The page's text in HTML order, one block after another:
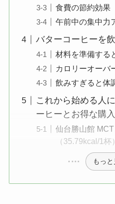
食費の節約効果
午前中の集中力
バターコーヒーを
材料を準備する
カロリーオーバ
飲みすぎると体
これから始める人
ーヒーとお得な購
仙台勝山館
（35.79kcal/1杯）
もっと